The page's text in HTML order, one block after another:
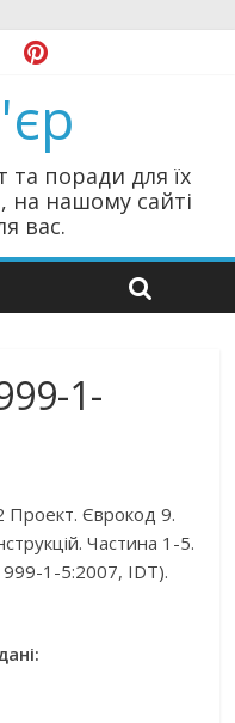
та поради для їх
на нашому сайті
вас.
1-
Єврокод 9.
Частина 1-5.
1-5:2007, IDT).